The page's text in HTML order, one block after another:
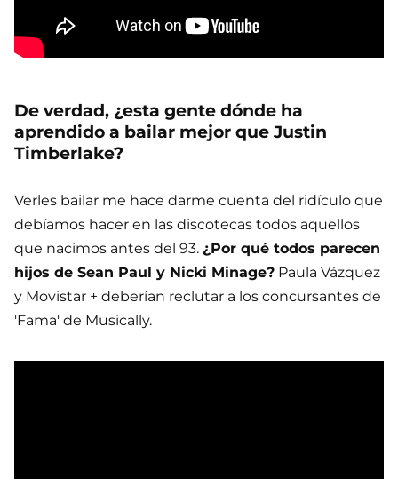
De verdad, ¿esta gente dónde ha
aprendido a bailar mejor que Justin
Timberlake?
Verles bailar me hace darme cuenta del ridículo que
debíamos hacer en las discotecas todos aquellos
que nacimos antes del 93. ¿Por qué todos parecen
hijos de Sean Paul y Nicki Minage? Paula Vázquez
y Movistar + deberían reclutar a los concursantes de
'Fama' de Musically.